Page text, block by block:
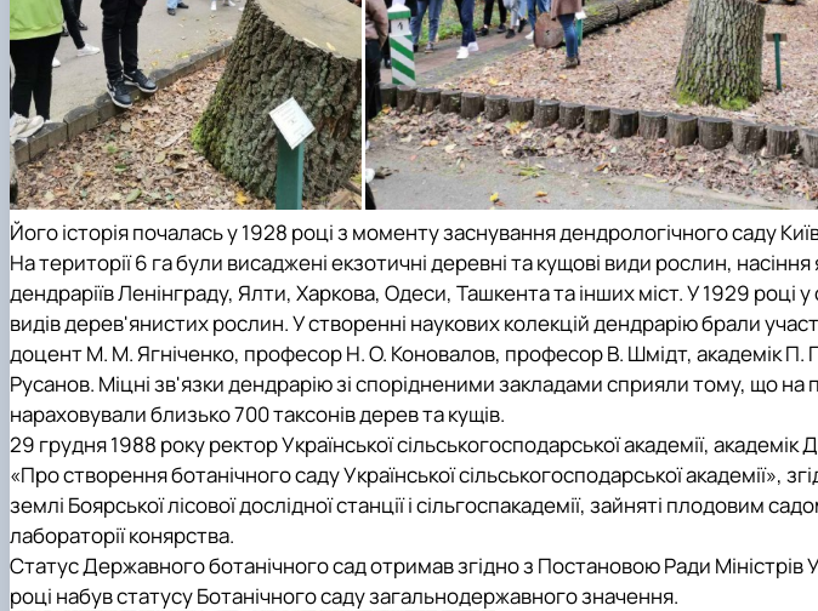
Його історія почалась у 1928 році з моменту заснування дендрологічного саду
На території 6 га були висаджені екзотичні деревні та кущові види рослин,
дендраріїв Ленінграду, Ялти, Харкова, Одеси, Ташкента та інших міст. У 1929 році
видів дерев'янистих рослин. У створенні наукових колекцій дендрарію брали
доцент М. М. Ягніченко, професор Н. О. Коновалов, професор В. Шмідт, академік П.
Русанов. Міцні зв'язки дендрарію зі спорідненими закладами сприяли тому, що на
нараховували близько 700 таксонів дерев та кущів.
29 грудня 1988 року ректор Української сільськогосподарської академії,
«Про створення ботанічного саду Української сільськогосподарської академії»,
землі Боярської лісової дослідної станції і сільгоспакадемії, зайняті плодовим
лабораторії конярства.
Статус Державного ботанічного сад отримав згідно з Постановою Ради Міністрів
році набув статусу Ботанічного саду загальнодержавного значення.